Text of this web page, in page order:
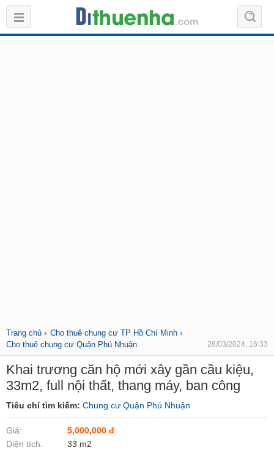
Trang chủ › Cho thuê chung cư TP Hồ Chí Minh ›
Cho thuê chung cư Quận Phú Nhuận 26/03/2024, 16:33
Khai trương căn hộ mới xây gần cầu kiệu,
33m2, full nội thất, thang máy, ban công
Tiêu chí tìm kiếm: Chung cư Quận Phú Nhuận
Giá:
5,000,000 đ
Diện tích:
33 m2